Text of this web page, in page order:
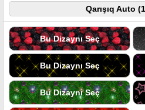
Qarışıq Auto
Bu Dizaynı Seç
Bu Dizaynı Seç
Bu Dizaynı Seç